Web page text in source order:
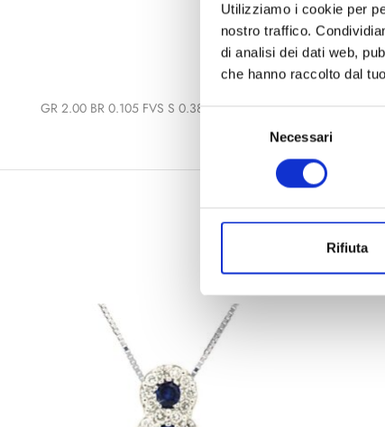
Utilizziamo i cookie per
nostro traffico.
di analisi dei dati web,
che hanno raccolto dal
Selezione
Necessari
Rifiuta
GR 2.00 BR 0.105 FVS S 0.38